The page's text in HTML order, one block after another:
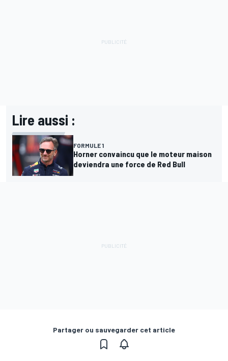
Lire aussi :
FORMULE 1
Horner convaincu que le moteur maison
deviendra une force de Red Bull
Partager ou sauvegarder cet article